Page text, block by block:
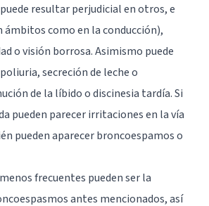
resultar perjudicial en otros, e
ámbitos como en la conducción),
o visión borrosa. Asimismo puede
secreción de leche o
de la líbido o discinesia tardía. Si
pueden parecer irritaciones en la vía
pueden aparecer broncoespamos o
frecuentes pueden ser la
antes mencionados, así